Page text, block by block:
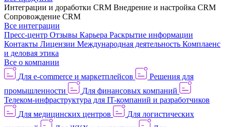
Интеграции и доработки CRM Внедрение и настройка CRM
Сопровождение CRM
Все интеграции
Пресс-центр Отзывы Карьера Раскрытие информации
Контакты Лицензии Международная деятельность Комплаенс
и деловая этика
Все о компании
Для e-commerce и маркетплейсов
Решения для
промышленности
Для финансовых компаний
Телеком-инфраструктура для IT-компаний и разработчиков
Для медицинских центров
Для логистических